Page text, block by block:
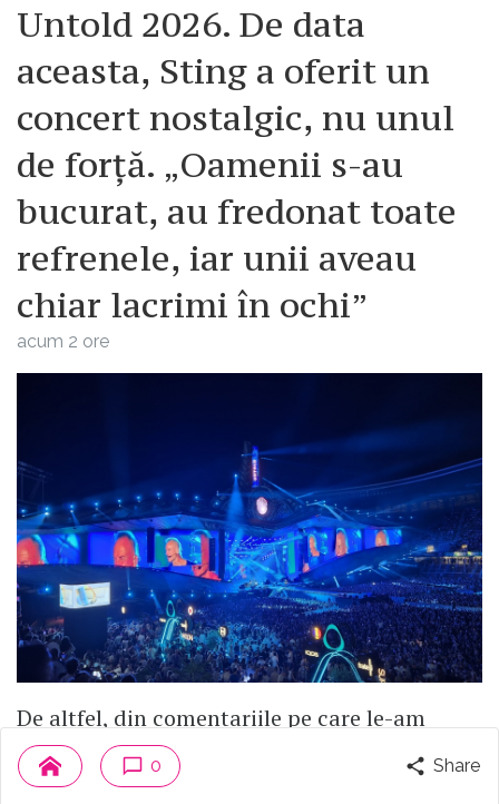
Untold 2026. De data
aceasta, Sting a oferit un
concert nostalgic, nu unul
de forță. „Oamenii s-au
bucurat, au fredonat toate
refrenele, iar unii aveau
chiar lacrimi în ochi”
acum 2 ore
De altfel, din comentariile pe care le-am
auzit în jurul meu după concert, dar și pe
care le-am citit pe net, trag următoarea
0 Share